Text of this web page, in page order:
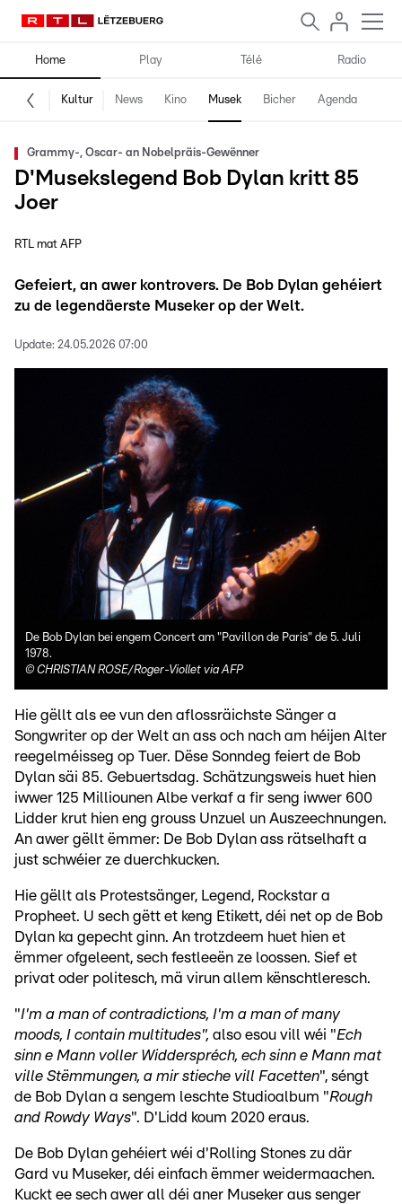
Home Play Télé Radio
Kultur News Kino Musek Bicher Agenda
Grammy-, Oscar- an Nobelpräis-Gewënner
D'Musekslegend Bob Dylan kritt 85
Joer
RTL mat AFP
Gefeiert, an awer kontrovers. De Bob Dylan gehéiert
zu de legendäerste Museker op der Welt.
Update: 24.05.2026 07:00
De Bob Dylan bei engem Concert am "Pavillon de Paris" de 5. Juli
1978.
© CHRISTIAN ROSE/Roger-Viollet via AFP
Hie gëllt als ee vun den aflossräichste Sänger a
Songwriter op der Welt an ass och nach am héijen Alter
reegelméisseg op Tuer. Dëse Sonndeg feiert de Bob
Dylan säi 85. Gebuertsdag. Schätzungsweis huet hien
iwwer 125 Milliounen Albe verkaf a fir seng iwwer 600
Lidder krut hien eng grouss Unzuel un Auszeechnungen.
An awer gëllt ëmmer: De Bob Dylan ass rätselhaft a
just schwéier ze duerchkucken.
Hie gëllt als Protestsänger, Legend, Rockstar a
Propheet. U sech gëtt et keng Etikett, déi net op de Bob
Dylan ka gepecht ginn. An trotzdeem huet hien et
ëmmer ofgeleent, sech festleeën ze loossen. Sief et
privat oder politesch, mä virun allem kënschtleresch.
"I'm a man of contradictions, I'm a man of many
moods, I contain multitudes", also esou vill wéi "Ech
sinn e Mann voller Widderspréch, ech sinn e Mann mat
ville Stëmmungen, a mir stieche vill Facetten", séngt
de Bob Dylan a sengem leschte Studioalbum "Rough
and Rowdy Ways". D'Lidd koum 2020 eraus.
De Bob Dylan gehéiert wéi d'Rolling Stones zu där
Gard vu Museker, déi einfach ëmmer weidermaachen.
Kuckt ee sech awer all déi aner Museker aus senger